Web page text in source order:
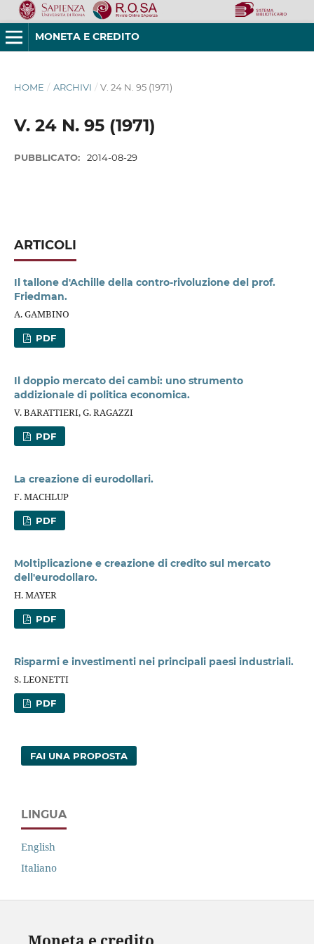
MONETA E CREDITO
HOME / ARCHIVI / V. 24 N. 95 (1971)
V. 24 N. 95 (1971)
PUBBLICATO: 2014-08-29
ARTICOLI
Il tallone d'Achille della contro-rivoluzione del prof.
Friedman.
A. GAMBINO
PDF
Il doppio mercato dei cambi: uno strumento
addizionale di politica economica.
V. BARATTIERI, G. RAGAZZI
PDF
La creazione di eurodollari.
F. MACHLUP
PDF
Moltiplicazione e creazione di credito sul mercato
dell'eurodollaro.
H. MAYER
PDF
Risparmi e investimenti nei principali paesi industriali.
S. LEONETTI
PDF
FAI UNA PROPOSTA
LINGUA
English
Italiano